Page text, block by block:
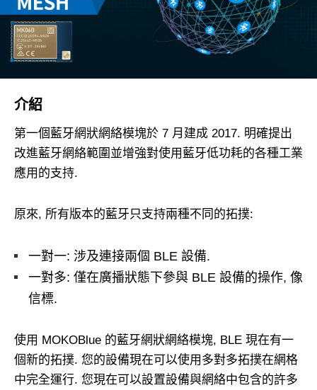
介紹
第一個藍牙網狀網絡模塊於 7 月建成 2017. 明確提出
改進藍牙網絡範圍並增強對使用藍牙低功耗的各種工業
應用的支持.
原來, 所有版本的藍牙只支持兩種不同的拓撲:
一對一: 涉及連接兩個 BLE 設備.
一對多: 僅在廣播狀態下參與 BLE 設備的操作, 像
信標.
使用 MOKOBlue 的藍牙網狀網絡模塊, BLE 現在有一
個新的拓撲. 您的設備現在可以使用多對多拓撲在網格
中完全運行. 您現在可以設置設備與網絡中包含的許多